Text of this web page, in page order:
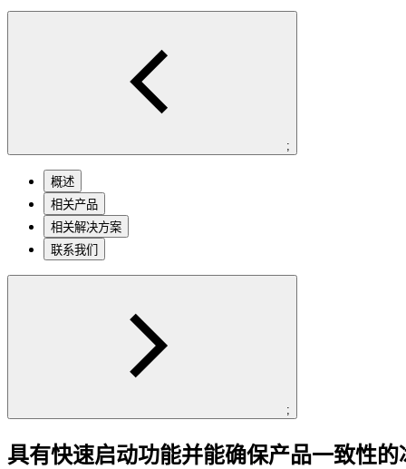
;
概述
相关产品
相关解决方案
联系我们
;
具有快速启动功能并能确保产品一致性的